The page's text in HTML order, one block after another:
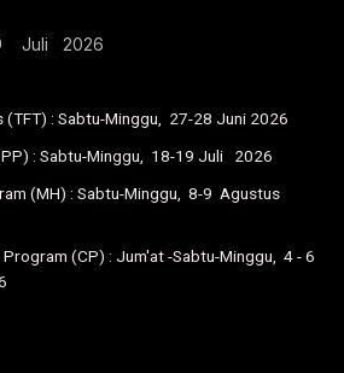
Juli 2026
(TFT) : Sabtu-Minggu, 27-28 Juni 2026
: Sabtu-Minggu, 18-19 Juli 2026
(MH) : Sabtu-Minggu, 8-9 Agustus
(CP) : Jum'at -Sabtu-Minggu, 4 - 6